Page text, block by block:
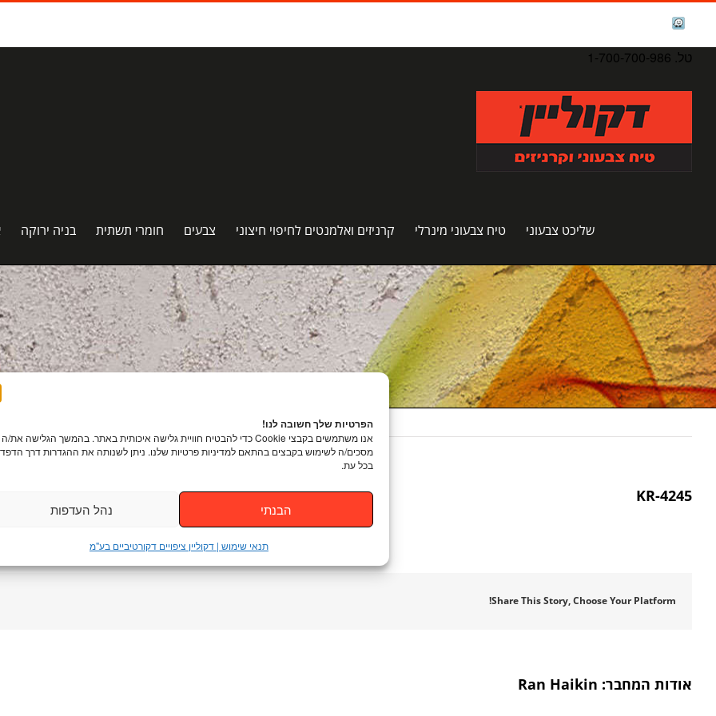
הפרטיות שלך חשובה לנו!
אנו משתמשים בקבצי Cookie כדי להבטיח חוויית גלישה איכותית באתר. בהמשך הגלישה את/ה
מסכים/ה לשימוש בקבצים בהתאם למדיניות פרטיות שלנו. ניתן לשנותה את ההגדרות דרך
בכל עת.
הבנתי נהל העדפות
תנאי שימוש | דקוליין ציפויים דקורטיביים בע"מ
דלג
Waze
טל. 1-700-700-986
שליכט צבעוני טיח צבעוני מינרלי קרניזים ואלמנטים לחיפוי חיצוני צבעים חומרי תשתית בניה ירוקה
KR-4245
Share This Story, Choose Your Platform!
אודות המחבר: Ran Haikin